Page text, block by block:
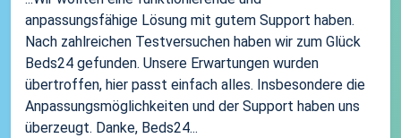
anpassungsfähige Lösung mit gutem Support haben.
Nach zahlreichen Testversuchen haben wir zum Glück
Beds24 gefunden. Unsere Erwartungen wurden
übertroffen, hier passt einfach alles. Insbesondere die
Anpassungsmöglichkeiten und der Support haben uns
überzeugt. Danke, Beds24...